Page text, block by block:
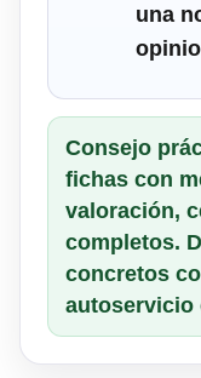
una
Consejo
fichas con
valoración,
completos.
concretos
autoservicio